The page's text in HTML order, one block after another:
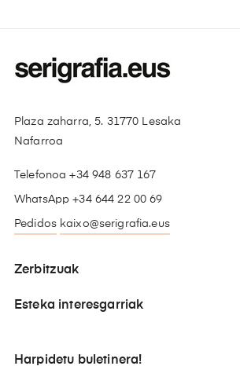
Plaza zaharra, 5. 31770 Lesaka
Nafarroa
Telefonoa +34 948 637 167
WhatsApp +34 644 22 00 69
Pedidos kaixo@serigrafia.eus
Zerbitzuak
Esteka interesgarriak
Harpidetu buletinera!